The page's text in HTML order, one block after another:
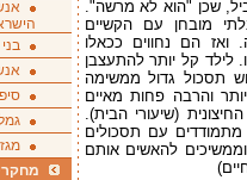
שכן "הוא לא מרשה".
מובחן עם הקשיים
הם נחווים ככאלו
לילד קל יותר להתעצבן
תסכול גדול ממשימה
והרבה פחות מאיים
(שיעורי הבית).
עם תסכולים
להאשים אותם